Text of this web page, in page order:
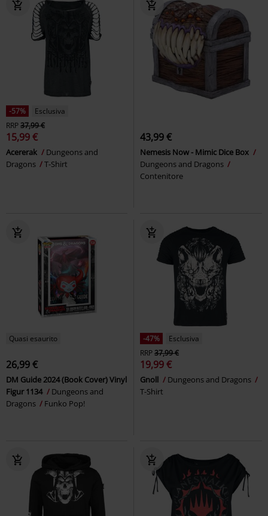
-57%
Esclusiva
RRP37,99 €
15,99 €
Acererak
Dungeons and
Dragons
T-Shirt
43,99 €
Nemesis Now - Mimic Dice Box
Dungeons and Dragons
Contenitore
Quasi esaurito
26,99 €
DM Guide 2024 (Book Cover) Vinyl
Figur 1134
Dungeons and
Dragons
Funko Pop!
-47%
Esclusiva
RRP37,99 €
19,99 €
Gnoll
Dungeons and Dragons
T-Shirt